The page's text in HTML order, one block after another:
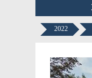
2022